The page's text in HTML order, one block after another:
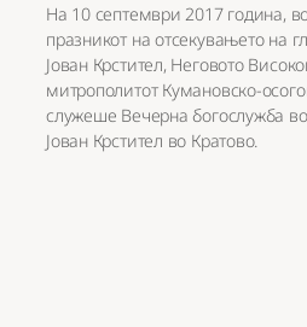
На 10 септември 2017 година,
празникот на отсекувањето на
Јован Крстител, Неговото
митрополитот Кумановско-
служеше Вечерна богослужба
Јован Крстител во Кратово.